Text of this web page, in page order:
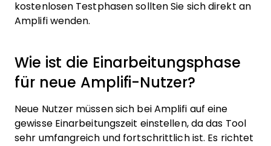
kostenlosen Testphasen sollten Sie sich direkt an
Amplifi wenden.
Wie ist die Einarbeitungsphase
für neue Amplifi-Nutzer?
Neue Nutzer müssen sich bei Amplifi auf eine
gewisse Einarbeitungszeit einstellen, da das Tool
sehr umfangreich und fortschrittlich ist. Es richtet